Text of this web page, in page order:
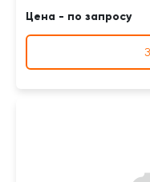
Цена - по запросу